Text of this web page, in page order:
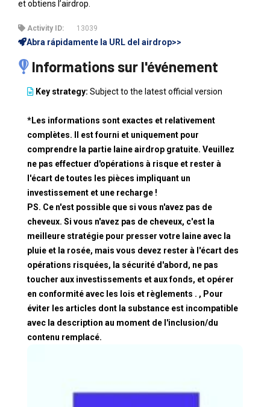
et obtiens l’airdrop.
Activity ID: 13039
Abra rápidamente la URL del airdrop>>
Informations sur l'événement
Key strategy: Subject to the latest official version
*Les informations sont exactes et relativement
complètes. Il est fourni et uniquement pour
comprendre la partie laine airdrop gratuite. Veuillez
ne pas effectuer d'opérations à risque et rester à
l'écart de toutes les pièces impliquant un
investissement et une recharge !
PS. Ce n'est possible que si vous n'avez pas de
cheveux. Si vous n'avez pas de cheveux, c'est la
meilleure stratégie pour presser votre laine avec la
pluie et la rosée, mais vous devez rester à l'écart des
opérations risquées, la sécurité d'abord, ne pas
toucher aux investissements et aux fonds, et opérer
en conformité avec les lois et règlements . , Pour
éviter les articles dont la substance est incompatible
avec la description au moment de l'inclusion/du
contenu remplacé.